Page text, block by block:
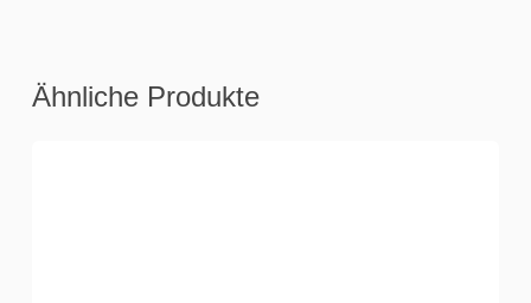
Ähnliche Produkte